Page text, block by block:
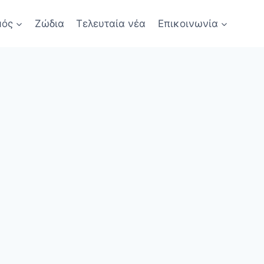
Ζώδια Τελευταία νέα Επικοινωνία